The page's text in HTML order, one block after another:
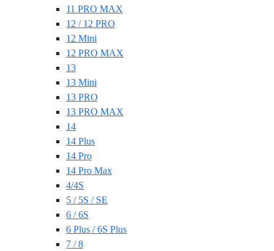
11 PRO MAX
12 / 12 PRO
12 Mini
12 PRO MAX
13
13 Mini
13 PRO
13 PRO MAX
14
14 Plus
14 Pro
14 Pro Max
4/4S
5 / 5S / SE
6 / 6S
6 Plus / 6S Plus
7 / 8